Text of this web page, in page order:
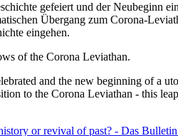
gefeiert und der Neubeginn
Übergang zum Corona-
eingehen.
of the Corona Leviathan.
and the new beginning of a
to the Corona Leviathan - this
or revival of past? - Das